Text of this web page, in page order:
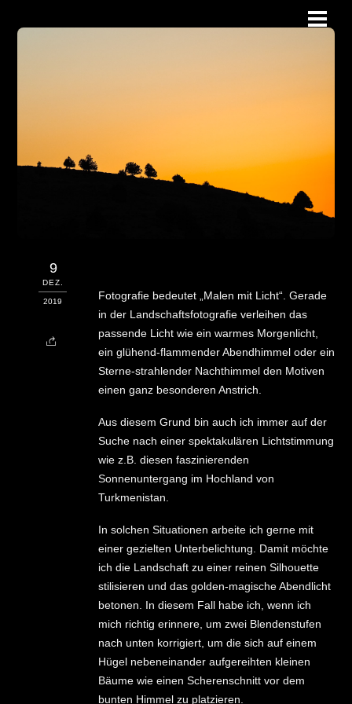
9
DEZ.
2019
Fotografie bedeutet „Malen mit Licht“. Gerade
in der Landschaftsfotografie verleihen das
passende Licht wie ein warmes Morgenlicht,
ein glühend-flammender Abendhimmel oder ein
Sterne-strahlender Nachthimmel den Motiven
einen ganz besonderen Anstrich.
Aus diesem Grund bin auch ich immer auf der
Suche nach einer spektakulären Lichtstimmung
wie z.B. diesen faszinierenden
Sonnenuntergang im Hochland von
Turkmenistan.
In solchen Situationen arbeite ich gerne mit
einer gezielten Unterbelichtung. Damit möchte
ich die Landschaft zu einer reinen Silhouette
stilisieren und das golden-magische Abendlicht
betonen. In diesem Fall habe ich, wenn ich
mich richtig erinnere, um zwei Blendenstufen
nach unten korrigiert, um die sich auf einem
Hügel nebeneinander aufgereihten kleinen
Bäume wie einen Scherenschnitt vor dem
bunten Himmel zu platzieren.